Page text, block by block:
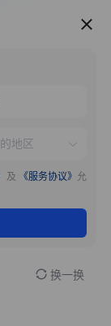
服务推荐
及 《服务协议》 允
换一换